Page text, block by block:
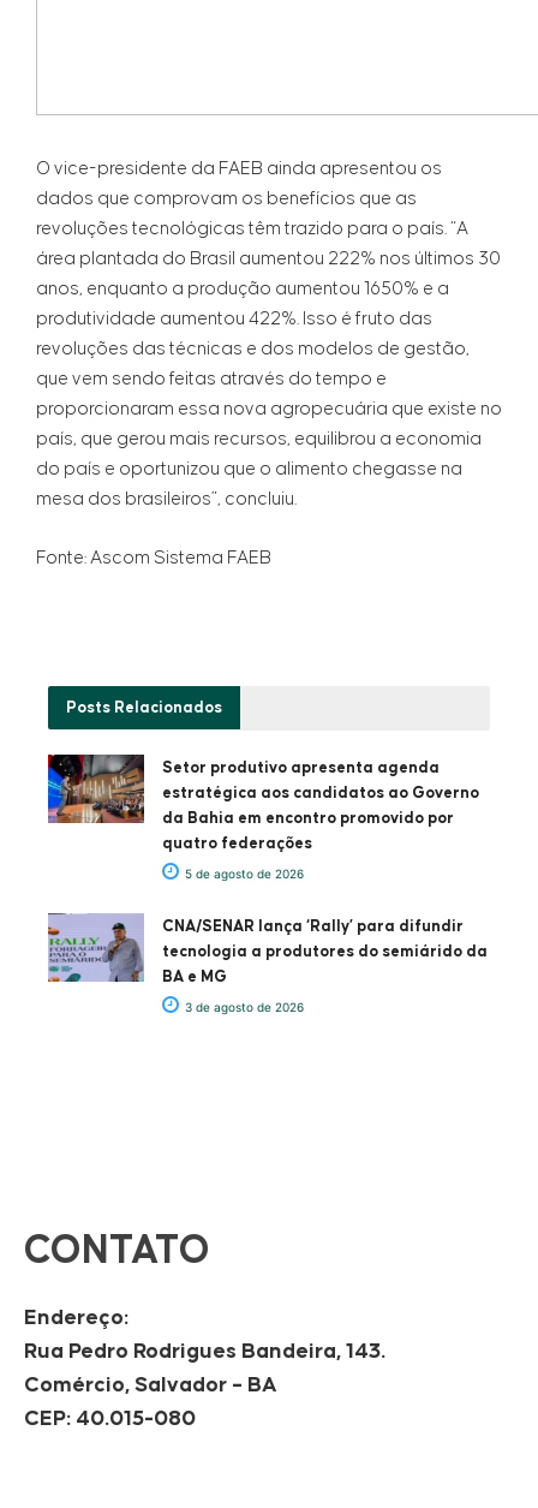
O vice-presidente da FAEB ainda apresentou os
dados que comprovam os benefícios que as
revoluções tecnológicas têm trazido para o país. “A
área plantada do Brasil aumentou 222% nos últimos 30
anos, enquanto a produção aumentou 1650% e a
produtividade aumentou 422%. Isso é fruto das
revoluções das técnicas e dos modelos de gestão,
que vem sendo feitas através do tempo e
proporcionaram essa nova agropecuária que existe no
país, que gerou mais recursos, equilibrou a economia
do país e oportunizou que o alimento chegasse na
mesa dos brasileiros”, concluiu.
Fonte: Ascom Sistema FAEB
Posts Relacionados
Setor produtivo apresenta agenda
estratégica aos candidatos ao Governo
da Bahia em encontro promovido por
quatro federações
5 de agosto de 2026
CNA/SENAR lança ‘Rally’ para difundir
tecnologia a produtores do semiárido da
BA e MG
3 de agosto de 2026
CONTATO
Endereço:
Rua Pedro Rodrigues Bandeira, 143.
Comércio, Salvador – BA
CEP: 40.015-080